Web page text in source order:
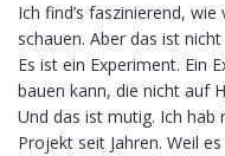
Ich find’s faszinierend,
schauen. Aber das ist
Es ist ein Experiment. Ein
bauen kann, die nicht auf
Und das ist mutig. Ich hab
Projekt seit Jahren. Weil